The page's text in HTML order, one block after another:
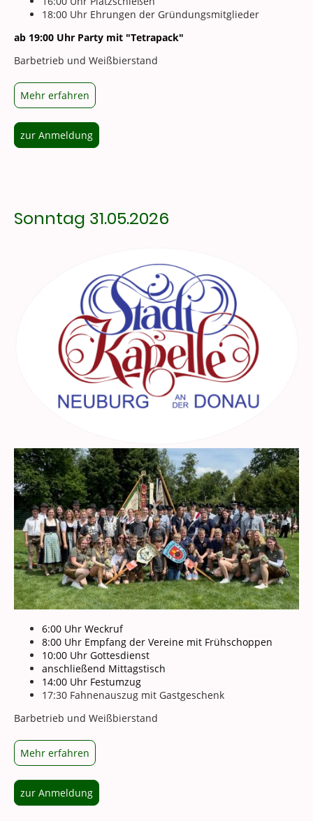
18:00 Uhr Ehrungen der Gründungsmitglieder
ab 19:00 Uhr Party mit "Tetrapack"
Barbetrieb und Weißbierstand
Mehr erfahren
zur Anmeldung
Sonntag 31.05.2026
6:00 Uhr Weckruf
8:00 Uhr Empfang der Vereine mit Frühschoppen
10:00 Uhr Gottesdienst
anschließend Mittagstisch
14:00 Uhr Festumzug
17:30 Fahnenauszug mit Gastgeschenk
Barbetrieb und Weißbierstand
Mehr erfahren
zur Anmeldung